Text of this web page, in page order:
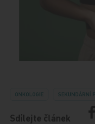
ONKOLOGIE SEKUNDÁRNÍ
Sdílejte článek